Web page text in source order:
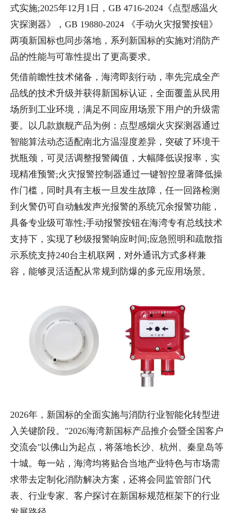
式实施;2025年12月1日，GB 4716-2024《点型感温火
灾探测器》，GB 19880-2024 《手动火灾报警按钮》
两项新国标也同步落地，系列新国标的实施对消防产
品的性能与可靠性提出了更高要求。
凭借前瞻性技术储备，海湾即刻行动，率先完成全产
品线的技术升级并获得新国标认证，全面覆盖从民用
场所到工业环境，满足不同应用场景下用户的升级需
要。以几款旗舰产品为例：点型感烟火灾探测器通过
智能算法动态适配南北方温湿度差异，突破了环境干
扰瓶颈，可灵活调整报警阈值，大幅降低误报率，实
现精准预警;火灾报警控制器通过一键智控显著降低操
作门槛，同时具有主板一旦发生故障，任一回路检测
到火警仍可自动触发声光报警的系统冗余报警功能，
具备专业级可靠性;手动报警按钮在海湾专有总线技术
支持下，实现了秒级报警响应时间;应急照明和疏散指
示系统支持240台主机联网，对外通讯方式多样兼
容，能够灵活适配从常规到防爆的多元应用场景。
2026年，新国标的全面实施与消防行业智能化转型进
入关键阶段。"2026海湾新国标产品推介会暨全国客户
交流会"以佛山为起点，将落地长沙、杭州、秦皇岛等
十城。每一站，海湾均将贴合当地产业特色与市场需
求带去定制化消防解决方案，还将会同监管部门代
表、行业专家、客户探讨在新国标规范框架下的行业